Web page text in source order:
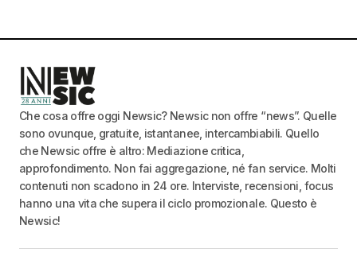
Che cosa offre oggi Newsic? Newsic non offre “news”. Quelle
sono ovunque, gratuite, istantanee, intercambiabili. Quello
che Newsic offre è altro: Mediazione critica,
approfondimento. Non fai aggregazione, né fan service. Molti
contenuti non scadono in 24 ore. Interviste, recensioni, focus
hanno una vita che supera il ciclo promozionale. Questo è
Newsic!